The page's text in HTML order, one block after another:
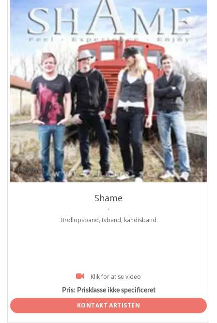
ProArtist
Shame
.
Bröllopsband, tvband, kändisband
Klik for at se video
Pris: Prisklasse ikke specificeret
KONTAKT ARTISTEN